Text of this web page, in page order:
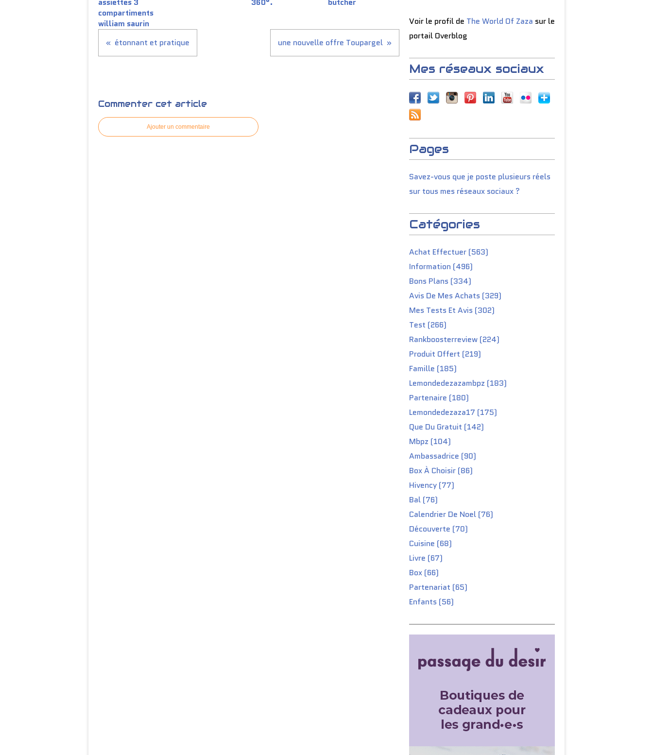
compartiments
william saurin
étonnant et pratique une nouvelle offre Toupargel
Commenter cet article
Ajouter un commentaire
Voir le profil de The World Of Zaza sur le
portail Overblog
Mes réseaux sociaux
Pages
Savez-vous que je poste plusieurs réels
sur tous mes réseaux sociaux ?
Catégories
Achat Effectuer (563)
Information (496)
Bons Plans (334)
Avis De Mes Achats (329)
Mes Tests Et Avis (302)
Test (266)
Rankboosterreview (224)
Produit Offert (219)
Famille (185)
Lemondedezazambpz (183)
Partenaire (180)
Lemondedezaza17 (175)
Que Du Gratuit (142)
Mbpz (104)
Ambassadrice (90)
Box À Choisir (86)
Hivency (77)
Bal (76)
Calendrier De Noel (76)
Découverte (70)
Cuisine (68)
Livre (67)
Box (66)
Partenariat (65)
Enfants (56)